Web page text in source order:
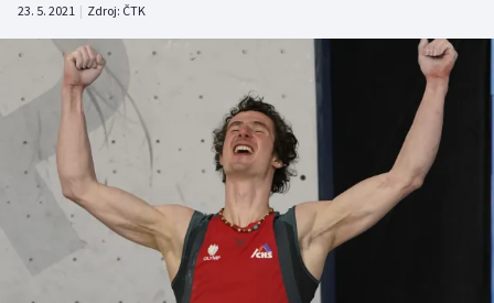
DALŠÍ SPORTY
Americký fotbal
Baseball a softbal
Basketbal
NEPŘEHLÉDNĚTE
Soutěže
Historické návraty
Aplikace ČT sport
23. 5. 2021 | Zdroj: ČTK